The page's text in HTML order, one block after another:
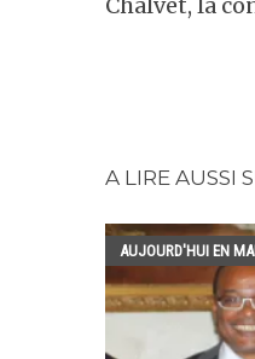
A LIRE AUSSI
AUJOURD'HUI EN